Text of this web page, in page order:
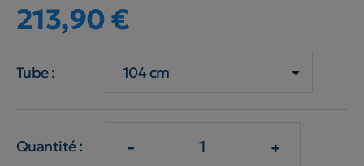
213,90 €
Tube :
Quantité : - +